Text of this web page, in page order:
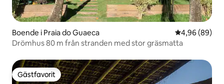
Boende i Praia do Guaeca 4,96 av 5 i
4,96 (89)
Drömhus 80 m från stranden med stor gräsmatta
Gästfavorit
Gästfavorit